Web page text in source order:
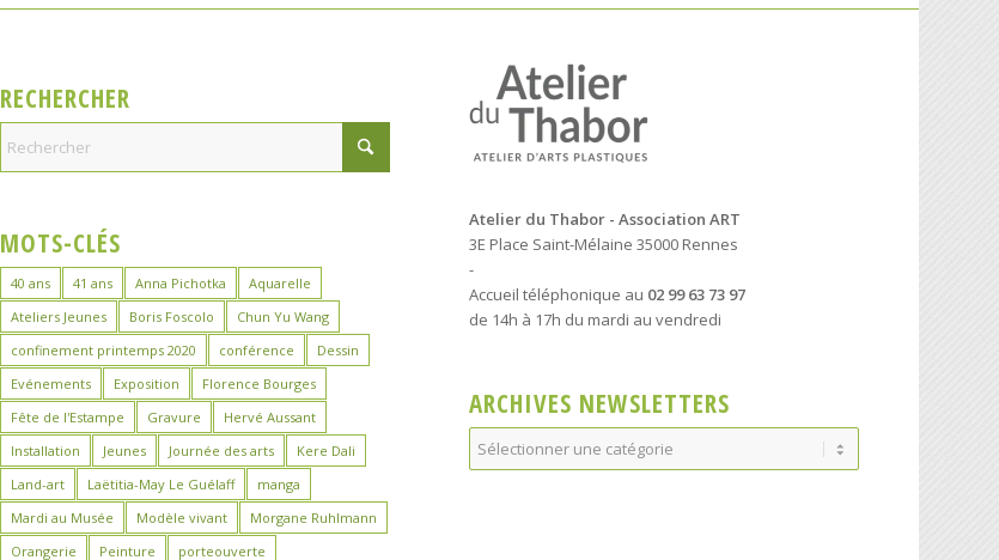
RECHERCHER
MOTS-CLÉS
40 ans 41 ans Anna Pichotka
Aquarelle
Ateliers Jeunes
Boris Foscolo
Chun Yu Wang
confinement printemps 2020
conférence
Dessin
Evénements
Exposition
Florence Bourges
Fête de l'Estampe
Gravure
Hervé Aussant
Installation
Jeunes Journée des arts
Kere Dali
Land-art
Laëtitia-May Le Guélaff
manga
Mardi au Musée
Modèle vivant
Morgane Ruhlmann
Orangerie
Peinture porteouverte
Atelier du Thabor - Association ART
3E Place Saint-Mélaine 35000 Rennes
-
Accueil téléphonique au 02 99 63 73 97
de 14h à 17h du mardi au vendredi
ARCHIVES NEWSLETTERS
Archives
Newsletters